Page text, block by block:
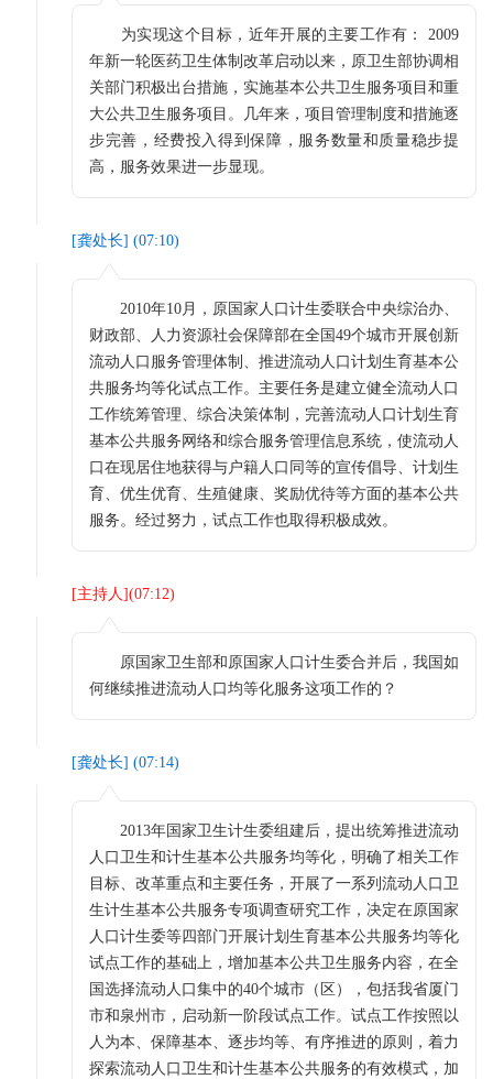
为实现这个目标，近年开展的主要工作有： 2009
年新一轮医药卫生体制改革启动以来，原卫生部协调相
关部门积极出台措施，实施基本公共卫生服务项目和重
大公共卫生服务项目。几年来，项目管理制度和措施逐
步完善，经费投入得到保障，服务数量和质量稳步提
高，服务效果进一步显现。
[龚处长] (07:10)
2010年10月，原国家人口计生委联合中央综治办、
财政部、人力资源社会保障部在全国49个城市开展创新
流动人口服务管理体制、推进流动人口计划生育基本公
共服务均等化试点工作。主要任务是建立健全流动人口
工作统筹管理、综合决策体制，完善流动人口计划生育
基本公共服务网络和综合服务管理信息系统，使流动人
口在现居住地获得与户籍人口同等的宣传倡导、计划生
育、优生优育、生殖健康、奖励优待等方面的基本公共
服务。经过努力，试点工作也取得积极成效。
[主持人 ](07:12)
原国家卫生部和原国家人口计生委合并后，我国如
何继续推进流动人口均等化服务这项工作的？
[龚处长] (07:14)
2013年国家卫生计生委组建后，提出统筹推进流动
人口卫生和计生基本公共服务均等化，明确了相关工作
目标、改革重点和主要任务，开展了一系列流动人口卫
生计生基本公共服务专项调查研究工作，决定在原国家
人口计生委等四部门开展计划生育基本公共服务均等化
试点工作的基础上，增加基本公共卫生服务内容，在全
国选择流动人口集中的40个城市（区），包括我省厦门
市和泉州市，启动新一阶段试点工作。试点工作按照以
人为本、保障基本、逐步均等、有序推进的原则，着力
探索流动人口卫生和计生基本公共服务的有效模式，加